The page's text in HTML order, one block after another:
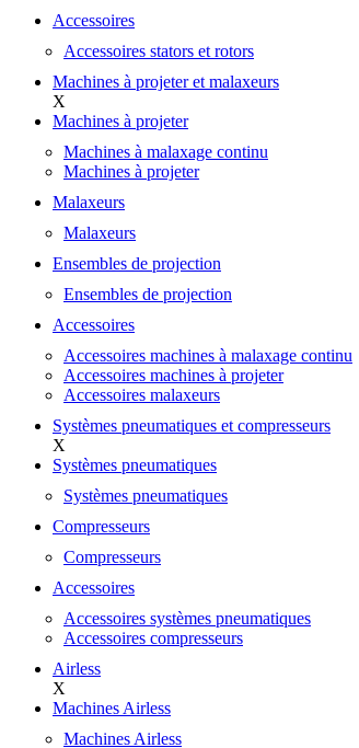
Accessoires
Accessoires stators et rotors
Machines à projeter et malaxeurs
X
Machines à projeter
Machines à malaxage continu
Machines à projeter
Malaxeurs
Malaxeurs
Ensembles de projection
Ensembles de projection
Accessoires
Accessoires machines à malaxage continu
Accessoires machines à projeter
Accessoires malaxeurs
Systèmes pneumatiques et compresseurs
X
Systèmes pneumatiques
Systèmes pneumatiques
Compresseurs
Compresseurs
Accessoires
Accessoires systèmes pneumatiques
Accessoires compresseurs
Airless
X
Machines Airless
Machines Airless